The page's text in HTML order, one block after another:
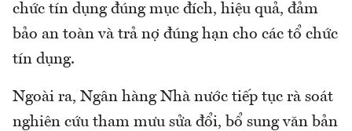
chức tín dụng đúng mục đích, hiệu quả, đảm
bảo an toàn và trả nợ đúng hạn cho các tổ chức
tín dụng.
Ngoài ra, Ngân hàng Nhà nước tiếp tục rà soát
nghiên cứu tham mưu sửa đổi, bổ sung văn bản